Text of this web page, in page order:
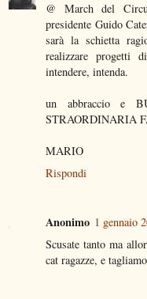
@ March del
presidente Guido
sarà la schietta
realizzare progetti
intendere, intenda.
un abbraccio e
STRAORDINARIA
MARIO
Rispondi
Anonimo 1 gennaio
Scusate tanto ma
cat ragazze, e